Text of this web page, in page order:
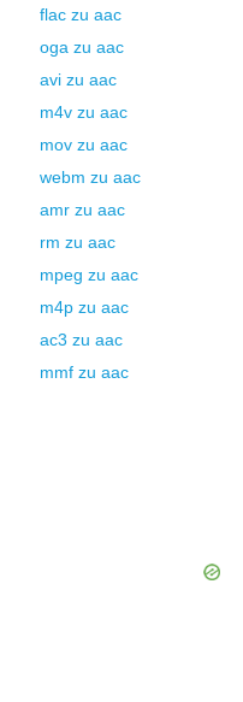
flac zu aac
oga zu aac
avi zu aac
m4v zu aac
mov zu aac
webm zu aac
amr zu aac
rm zu aac
mpeg zu aac
m4p zu aac
ac3 zu aac
mmf zu aac